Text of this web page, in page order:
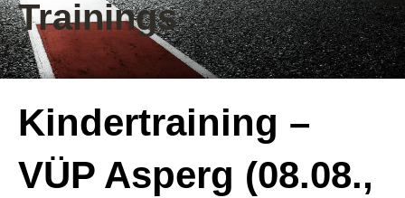
Trainings
Kindertraining –
VÜP Asperg (08.08.,